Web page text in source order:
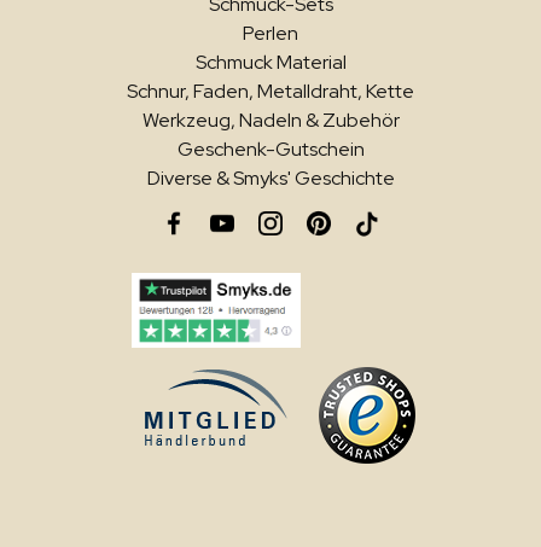
Perlen
Schmuck Material
Schnur, Faden, Metalldraht, Kette
Werkzeug, Nadeln & Zubehör
Geschenk-Gutschein
Diverse & Smyks' Geschichte